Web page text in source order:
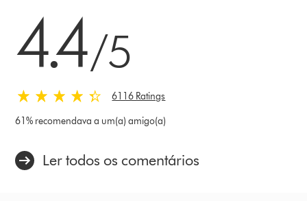
4.4/5
6116 Ratings
61% recomendava a um(a) amigo(a)
Ler todos os comentários